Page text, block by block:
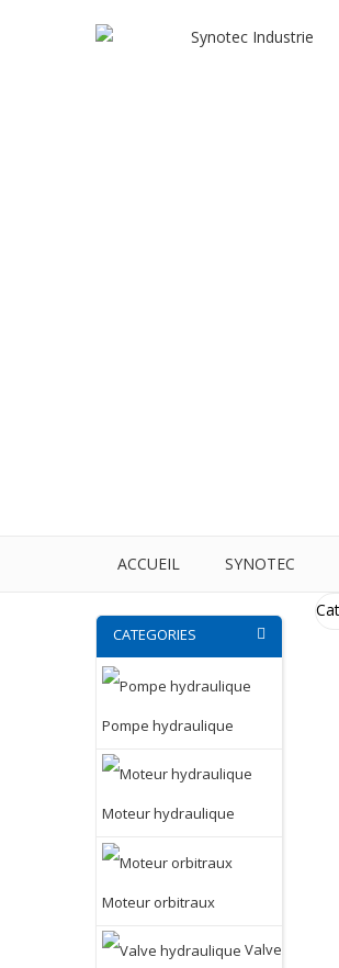
ACCUEIL SYNOTEC
CATEGORIES
Pompe hydraulique
Moteur hydraulique
Moteur orbitraux
Valve